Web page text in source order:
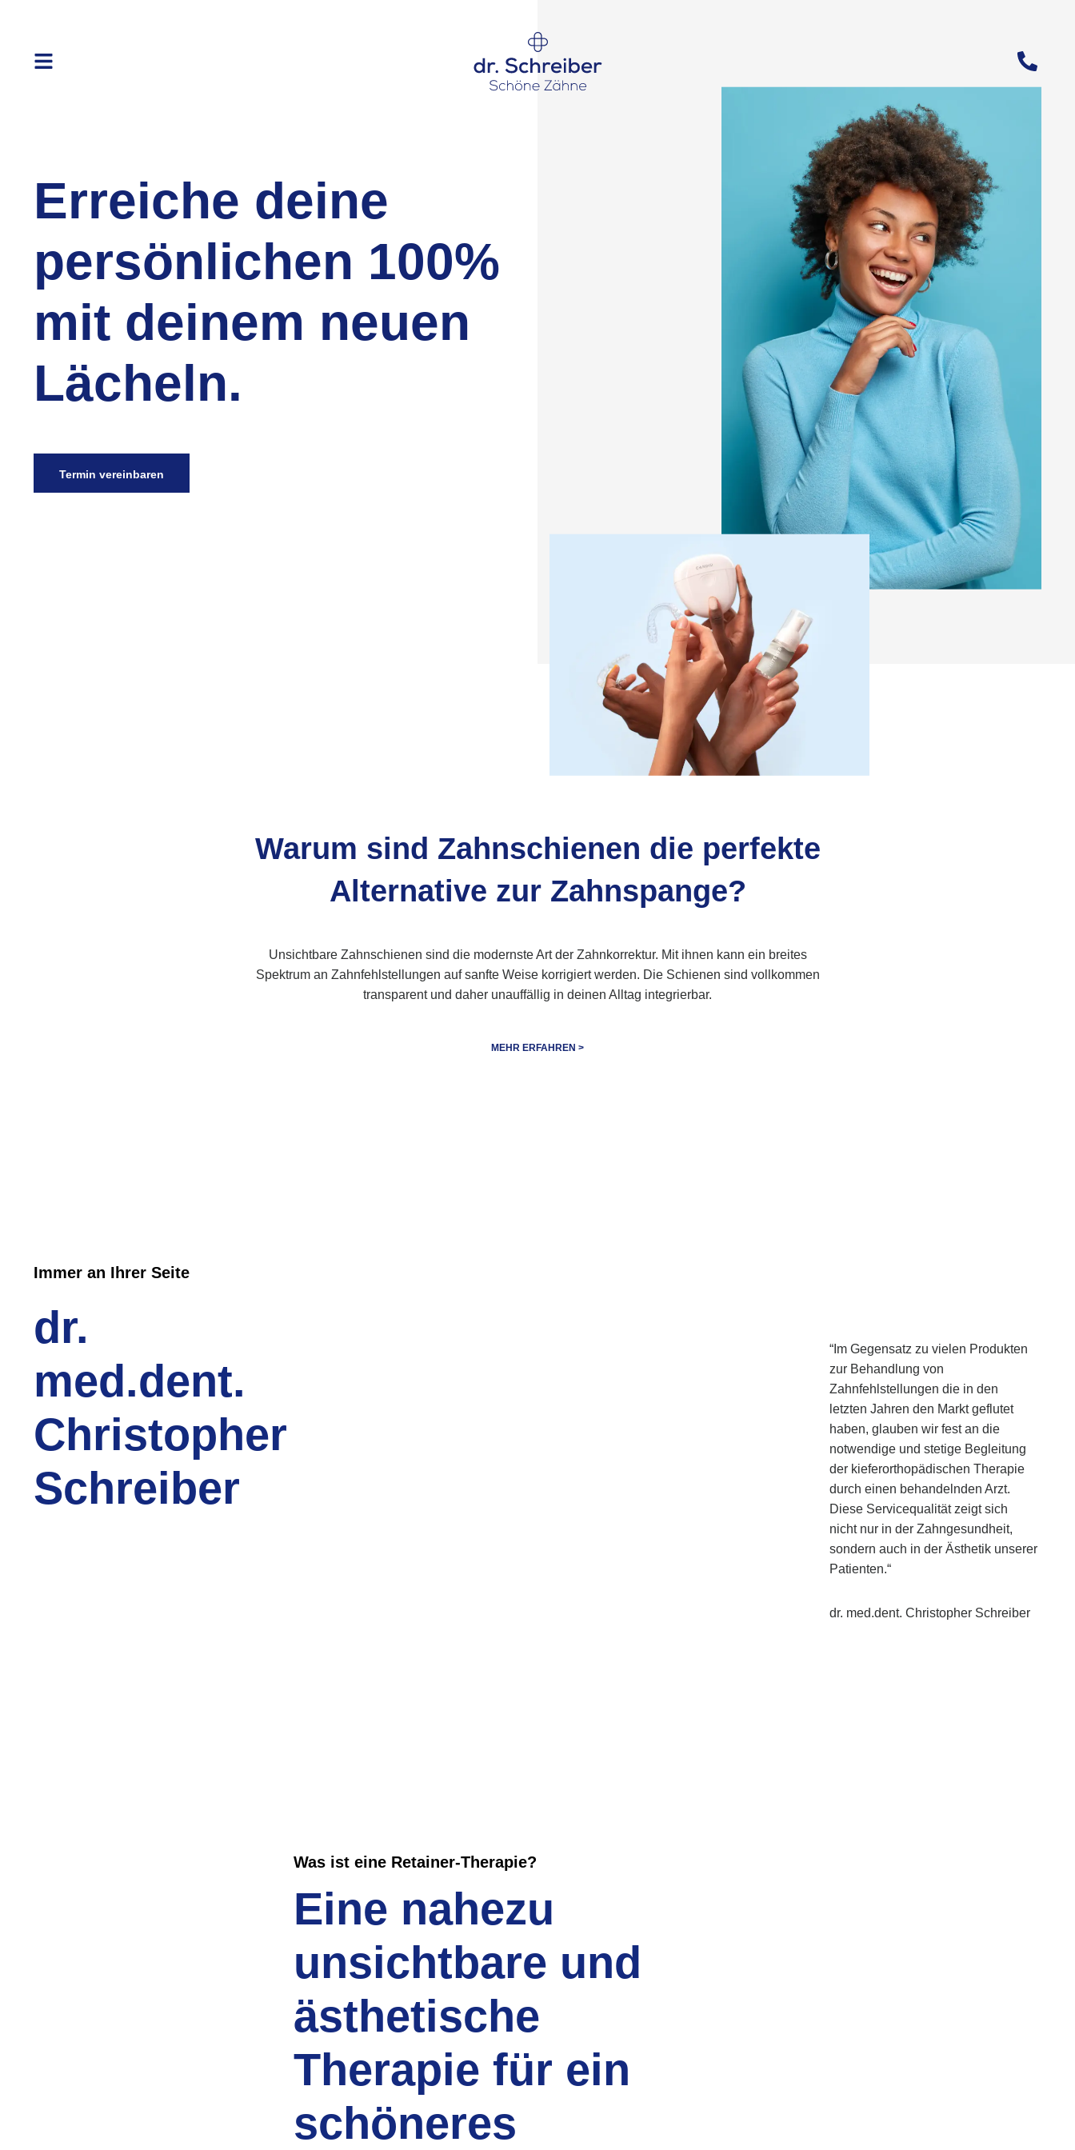
Erreiche deine
persönlichen 100%
mit deinem neuen
Lächeln.
Termin vereinbaren
Warum sind Zahnschienen die perfekte
Alternative zur Zahnspange?
Unsichtbare Zahnschienen sind die modernste Art der Zahnkorrektur. Mit ihnen kann ein breites
Spektrum an Zahnfehlstellungen auf sanfte Weise korrigiert werden. Die Schienen sind vollkommen
transparent und daher unauffällig in deinen Alltag integrierbar.
MEHR ERFAHREN >
Immer an Ihrer Seite
dr.
med.dent.
Christopher
Schreiber
“Im Gegensatz zu vielen Produkten
zur Behandlung von
Zahnfehlstellungen die in den
letzten Jahren den Markt geflutet
haben, glauben wir fest an die
notwendige und stetige Begleitung
der kieferorthopädischen Therapie
durch einen behandelnden Arzt.
Diese Servicequalität zeigt sich
nicht nur in der Zahngesundheit,
sondern auch in der Ästhetik unserer
Patienten.“
dr. med.dent. Christopher Schreiber
Was ist eine Retainer-Therapie?
Eine nahezu
unsichtbare und
ästhetische
Therapie für ein
schöneres